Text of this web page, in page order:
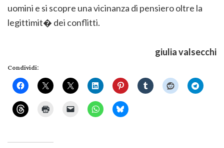
uomini e si scopre una vicinanza di pensiero oltre la
legittimit� dei conflitti.
giulia valsecchi
Condividi: